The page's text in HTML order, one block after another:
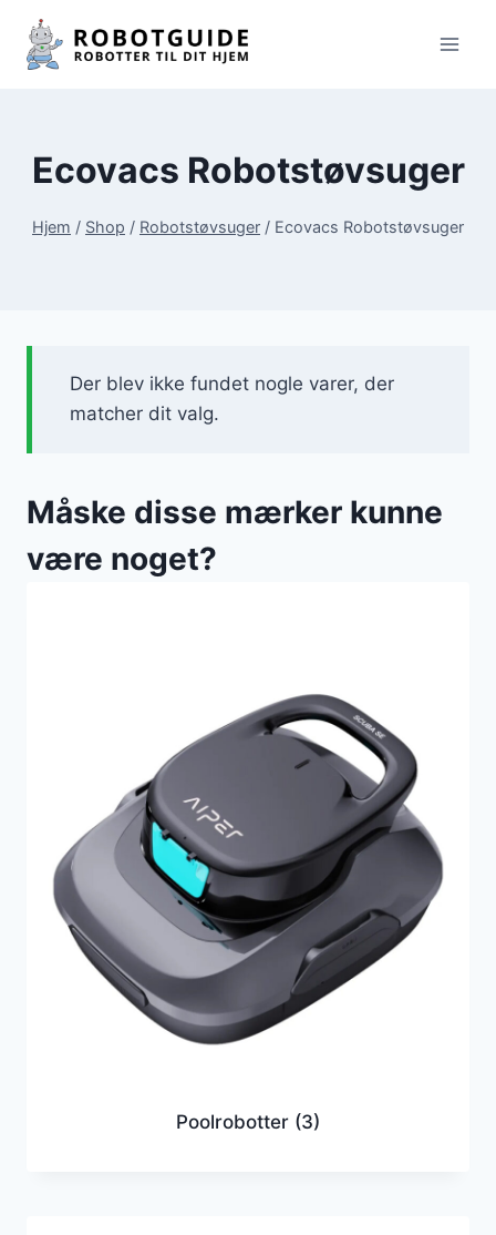
Fortsæt
indhold
Ecovacs Robotstøvsuger
Hjem / Shop / Robotstøvsuger / Ecovacs Robotstøvsuger
Der blev ikke fundet nogle varer, der
matcher dit valg.
Måske disse mærker kunne
være noget?
Poolrobotter (3)